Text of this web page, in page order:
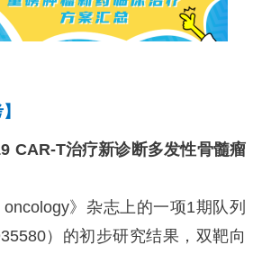
CAR-T治疗新诊断多发性骨髓瘤
》杂志上的一项1期队列
）的初步研究结果，双靶向